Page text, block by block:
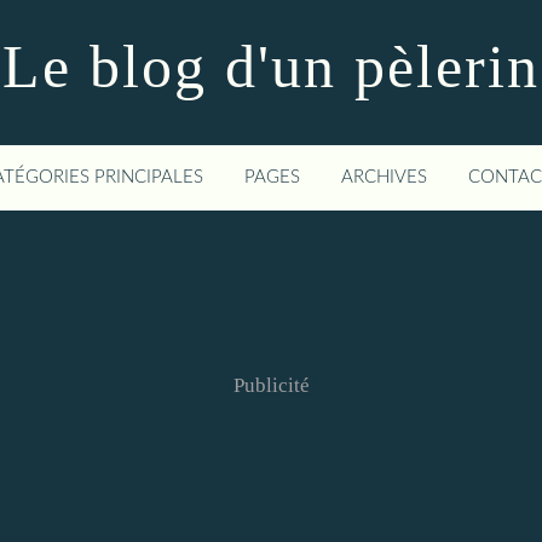
Le blog d'un pèlerin
PRINCIPALES PAGES ARCHIVES
Publicité